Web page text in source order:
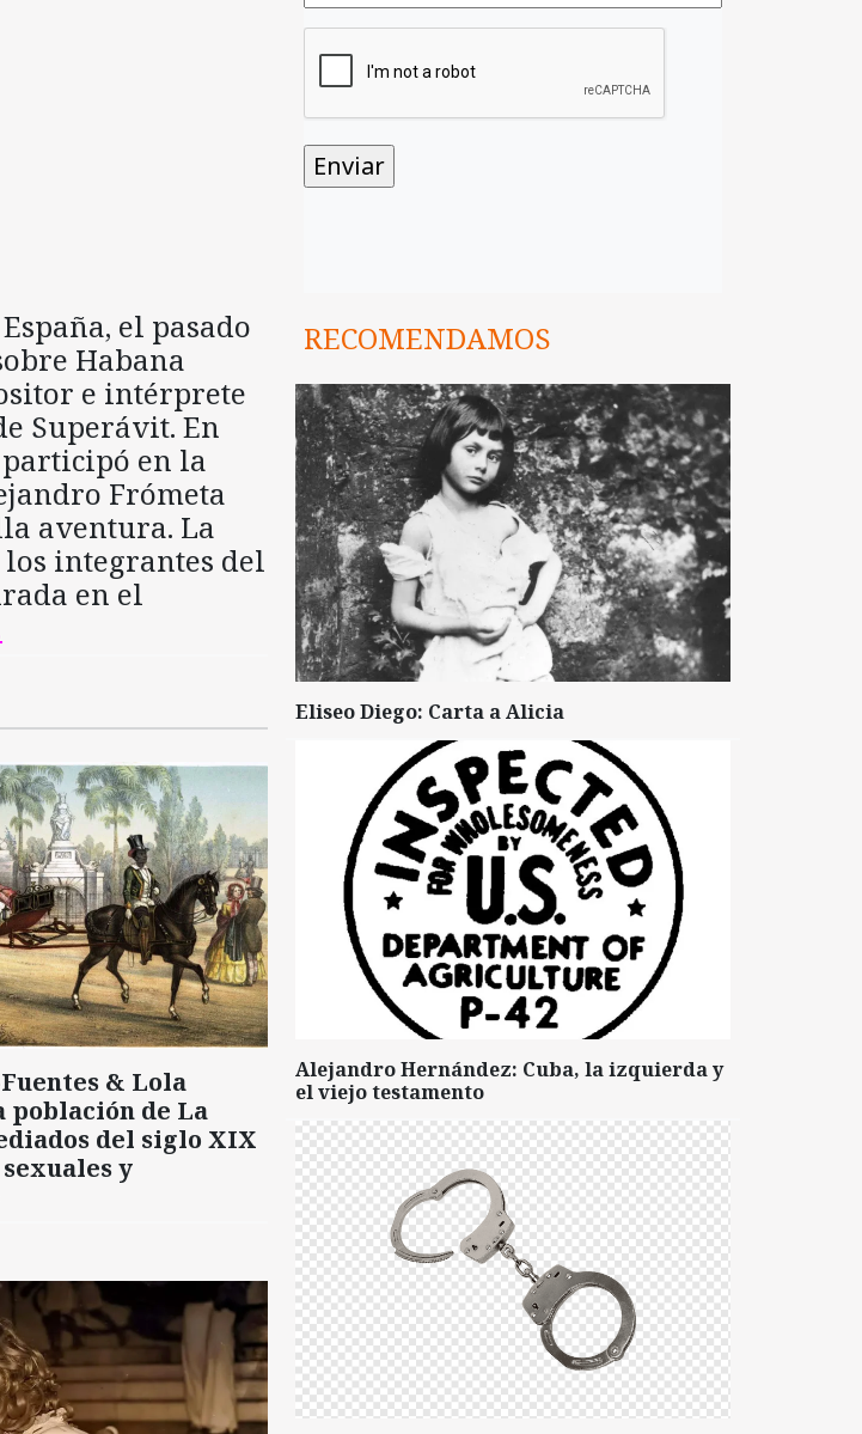
el pasado
Habana
e intérprete
Superávit. En
en la
Frómeta
aventura. La
integrantes del
en el
& Lola
población de La
del siglo XIX
y
RECOMENDAMOS
Eliseo Diego: Carta a Alicia
Alejandro Hernández: Cuba, la izquierda y
el viejo testamento